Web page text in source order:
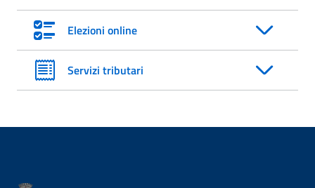
Elezioni online
Servizi tributari